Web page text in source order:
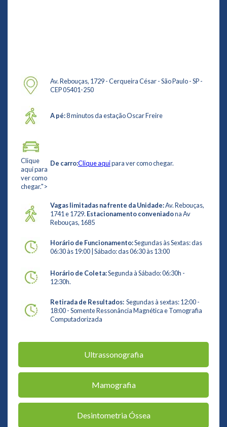
Av. Rebouças, 1729 - Cerqueira César - São Paulo - SP -
CEP 05401-250
A pé:8 minutos da estação Oscar Freire
Clique
aqui para
ver como
chegar.">
De carro:Clique aquipara ver como chegar.
Vagas limitadas na frente da Unidade:Av. Rebouças,
1741 e 1729. Estacionamento conveniadona Av
Rebouças, 1685
Horário de Funcionamento:Segundas às Sextas: das
06:30 às 19:00 | Sábado: das 06:30 às 13:00
Horário de Coleta:Segunda à Sábado: 06:30h -
12:30h.
Retirada de Resultados:Segundas à sextas: 12:00 -
18:00 - Somente Ressonância Magnética e Tomografia
Computadorizada
Ultrassonografia
Mamografia
Desintometria Óssea